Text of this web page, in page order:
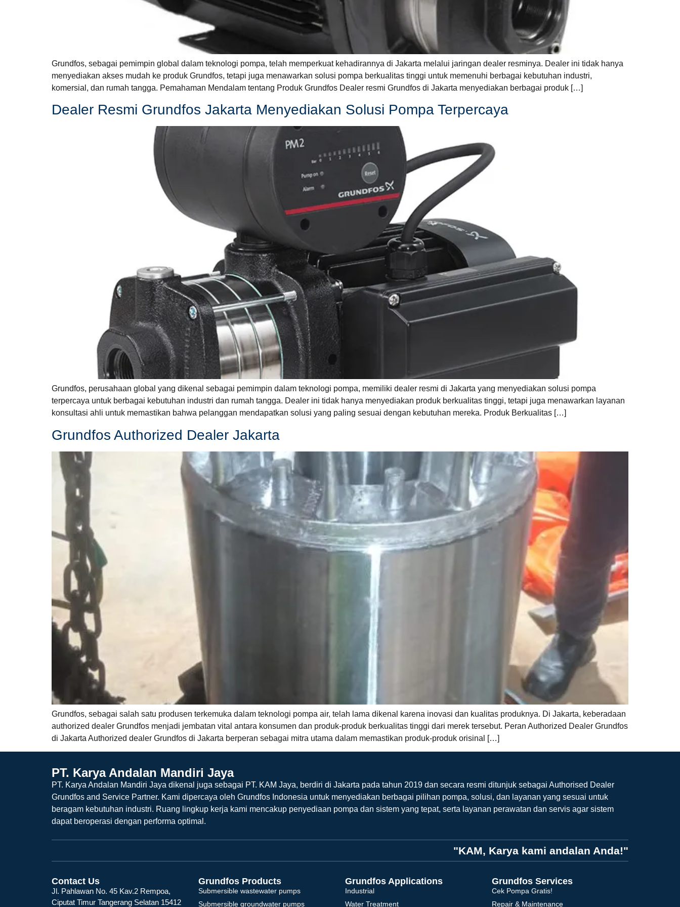
Grundfos, sebagai pemimpin global dalam teknologi pompa, telah memperkuat kehadirannya di Jakarta melalui jaringan dealer resminya. Dealer ini tidak hanya
menyediakan akses mudah ke produk Grundfos, tetapi juga menawarkan solusi pompa berkualitas tinggi untuk memenuhi berbagai kebutuhan industri,
komersial, dan rumah tangga. Pemahaman Mendalam tentang Produk Grundfos Dealer resmi Grundfos di Jakarta menyediakan berbagai produk […]
Dealer Resmi Grundfos Jakarta Menyediakan Solusi Pompa Terpercaya
Grundfos, perusahaan global yang dikenal sebagai pemimpin dalam teknologi pompa, memiliki dealer resmi di Jakarta yang menyediakan solusi pompa
terpercaya untuk berbagai kebutuhan industri dan rumah tangga. Dealer ini tidak hanya menyediakan produk berkualitas tinggi, tetapi juga menawarkan layanan
konsultasi ahli untuk memastikan bahwa pelanggan mendapatkan solusi yang paling sesuai dengan kebutuhan mereka. Produk Berkualitas […]
Grundfos Authorized Dealer Jakarta
Grundfos, sebagai salah satu produsen terkemuka dalam teknologi pompa air, telah lama dikenal karena inovasi dan kualitas produknya. Di Jakarta, keberadaan
authorized dealer Grundfos menjadi jembatan vital antara konsumen dan produk-produk berkualitas tinggi dari merek tersebut. Peran Authorized Dealer Grundfos
di Jakarta Authorized dealer Grundfos di Jakarta berperan sebagai mitra utama dalam memastikan produk-produk orisinal […]
PT. Karya Andalan Mandiri Jaya
PT. Karya Andalan Mandiri Jaya dikenal juga sebagai PT. KAM Jaya, berdiri di Jakarta pada tahun 2019 dan secara resmi ditunjuk sebagai Authorised Dealer
Grundfos and Service Partner. Kami dipercaya oleh Grundfos Indonesia untuk menyediakan berbagai pilihan pompa, solusi, dan layanan yang sesuai untuk
beragam kebutuhan industri. Ruang lingkup kerja kami mencakup penyediaan pompa dan sistem yang tepat, serta layanan perawatan dan servis agar sistem
dapat beroperasi dengan performa optimal.
"KAM, Karya kami andalan Anda!"
Contact Us
Jl. Pahlawan No. 45 Kav.2 Rempoa,
Ciputat Timur Tangerang Selatan 15412
Grundfos Products
Submersible wastewater pumps
Submersible groundwater pumps
Grundfos Applications
Industrial
Water Treatment
Grundfos Services
Cek Pompa Gratis!
Repair & Maintenance